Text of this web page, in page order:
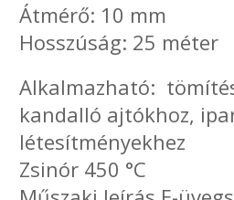
Átmérő: 10 mm
Hosszúság: 25 méter
Alkalmazható:
kandalló ajtókhoz,
létesítményekhez
Zsinór 450 °C